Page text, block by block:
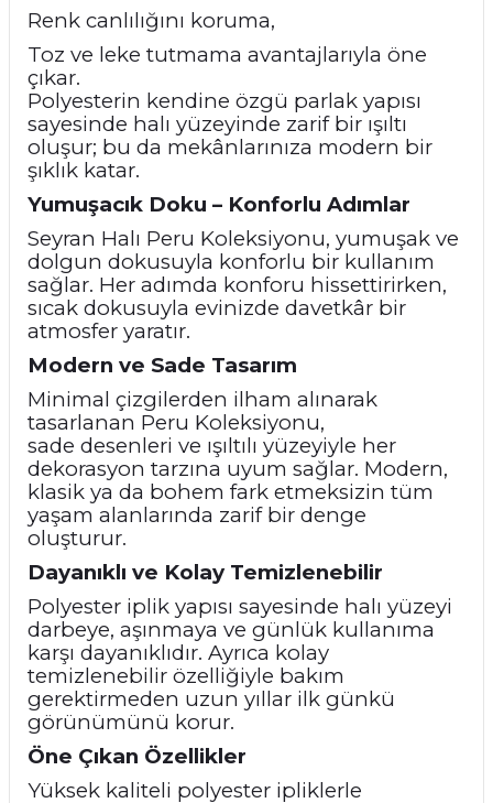
Renk canlılığını koruma,
Toz ve leke tutmama avantajlarıyla öne
çıkar.
Polyesterin kendine özgü parlak yapısı
sayesinde halı yüzeyinde zarif bir ışıltı
oluşur; bu da mekânlarınıza modern bir
şıklık katar.
Yumuşacık Doku – Konforlu Adımlar
Seyran Halı Peru Koleksiyonu, yumuşak ve
dolgun dokusuyla konforlu bir kullanım
sağlar. Her adımda konforu hissettirirken,
sıcak dokusuyla evinizde davetkâr bir
atmosfer yaratır.
Modern ve Sade Tasarım
Minimal çizgilerden ilham alınarak
tasarlanan Peru Koleksiyonu,
sade desenleri ve ışıltılı yüzeyiyle her
dekorasyon tarzına uyum sağlar. Modern,
klasik ya da bohem fark etmeksizin tüm
yaşam alanlarında zarif bir denge
oluşturur.
Dayanıklı ve Kolay Temizlenebilir
Polyester iplik yapısı sayesinde halı yüzeyi
darbeye, aşınmaya ve günlük kullanıma
karşı dayanıklıdır. Ayrıca kolay
temizlenebilir özelliğiyle bakım
gerektirmeden uzun yıllar ilk günkü
görünümünü korur.
Öne Çıkan Özellikler
Yüksek kaliteli polyester ipliklerle